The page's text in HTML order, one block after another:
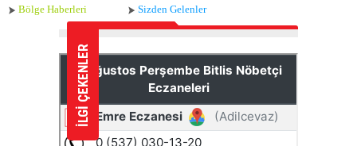
Bölge Haberleri
Sizden Gelenler
İLGİ ÇEKENLER